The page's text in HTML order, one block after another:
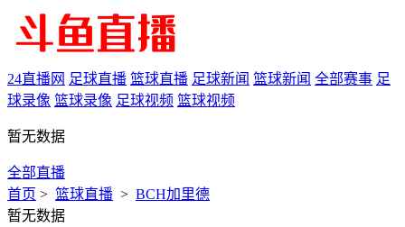
24直播网 足球直播 篮球直播 足球新闻 篮球新闻 全部赛事 足
球录像 篮球录像 足球视频 篮球视频
暂无数据
全部直播
首页 > 篮球直播 > BCH加里德
暂无数据